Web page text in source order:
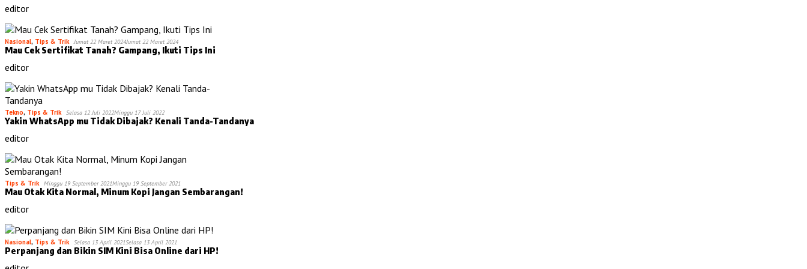
editor
Nasional, Tips & Trik Jumat 22 Maret 2024Jumat 22 Maret 2024
Mau Cek Sertifikat Tanah? Gampang, Ikuti Tips Ini
editor
Tekno, Tips & Trik Selasa 12 Juli 2022Minggu 17 Juli 2022
Yakin WhatsApp mu Tidak Dibajak? Kenali Tanda-Tandanya
editor
Tips & Trik Minggu 19 September 2021Minggu 19 September 2021
Mau Otak Kita Normal, Minum Kopi Jangan Sembarangan!
editor
Nasional, Tips & Trik Selasa 13 April 2021Selasa 13 April 2021
Perpanjang dan Bikin SIM Kini Bisa Online dari HP!